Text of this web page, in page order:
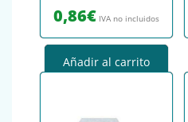
0,86€ IVA no incluidos
Añadir al carrito